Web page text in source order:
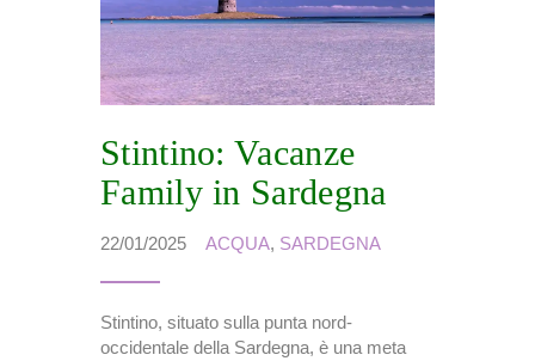
CHI SONO
Stintino: Vacanze
Family in Sardegna
22/01/2025 ACQUA, SARDEGNA
Stintino, situato sulla punta nord-
occidentale della Sardegna, è una meta